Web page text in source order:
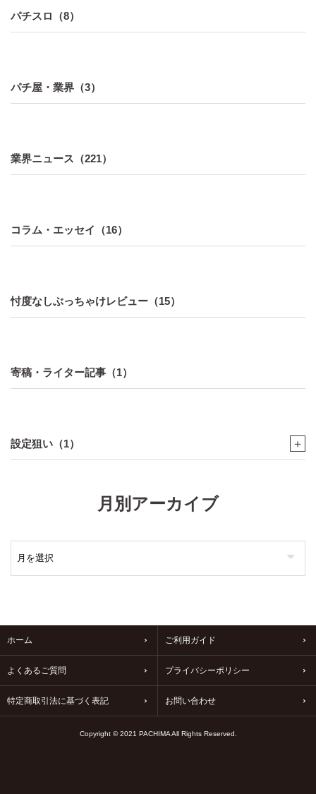
パチスロ（8）
パチ屋・業界（3）
業界ニュース（221）
コラム・エッセイ（16）
忖度なしぶっちゃけレビュー（15）
寄稿・ライター記事（1）
設定狙い（1） ＋
月別アーカイブ
ホーム ご利用ガイド
よくあるご質問 プライバシーポリシー
特定商取引法に基づく表記 お問い合わせ
Copyright © 2021 PACHIMA All Rights Reserved.